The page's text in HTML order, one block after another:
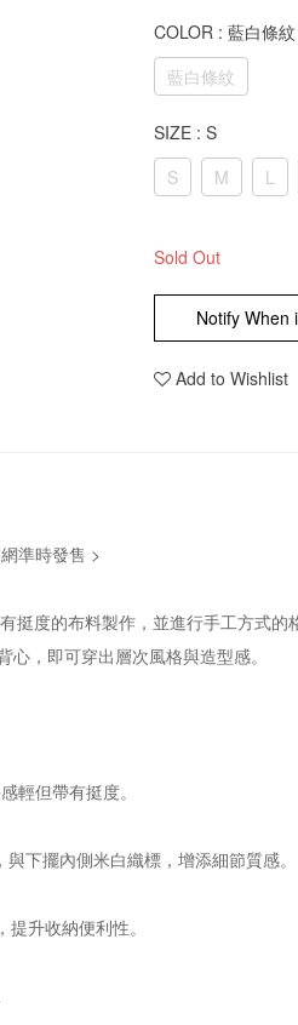
COLOR : 藍白條紋
藍白條紋
SIZE : S
S
M L
Sold Out
Notify When
Add to Wishlist
準時發售 >
挺度的布料製作，並進行手工方式
，即可穿出層次風格與造型感。
輕但帶有挺度。
下擺內側米白織標，增添細節質感。
升收納便利性。